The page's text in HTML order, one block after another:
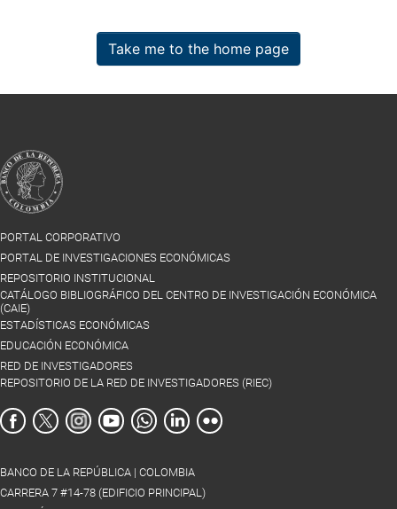
Take me to the home page
PORTAL CORPORATIVO
PORTAL DE INVESTIGACIONES ECONÓMICAS
REPOSITORIO INSTITUCIONAL
CATÁLOGO BIBLIOGRÁFICO DEL CENTRO DE INVESTIGACIÓN ECONÓMICA
(CAIE)
ESTADÍSTICAS ECONÓMICAS
EDUCACIÓN ECONÓMICA
RED DE INVESTIGADORES
REPOSITORIO DE LA RED DE INVESTIGADORES (RIEC)
BANCO DE LA REPÚBLICA | COLOMBIA
CARRERA 7 #14-78 (EDIFICIO PRINCIPAL)